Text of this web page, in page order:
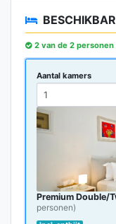
2 van de 2
Aantal kamers
Premium Double/
personen)